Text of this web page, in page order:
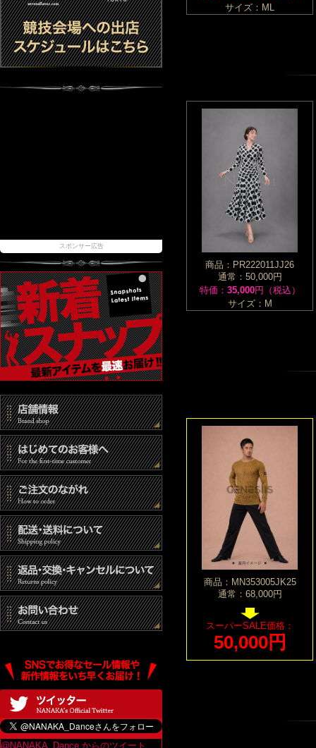
スポンサー広告
@NANAKA_Dance からのツイート
サイズ：ML
商品：PR222011JJ26
通常：50,000円
特価： 35,000円（税込）
サイズ：M
商品：MN353005JK25
通常：68,000円
スーパーSALE価格：
50,000円